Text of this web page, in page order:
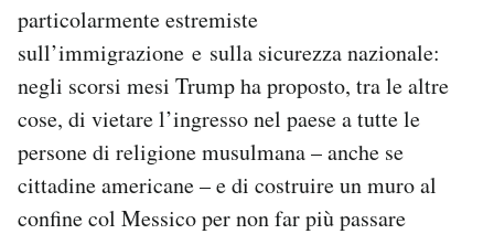
particolarmente estremiste
sull’immigrazione e sulla sicurezza nazionale:
negli scorsi mesi Trump ha proposto, tra le altre
cose, di vietare l’ingresso nel paese a tutte le
persone di religione musulmana – anche se
cittadine americane – e di costruire un muro al
confine col Messico per non far più passare